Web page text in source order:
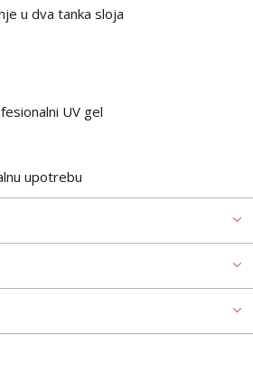
u dva tanka sloja
UV gel
upotrebu